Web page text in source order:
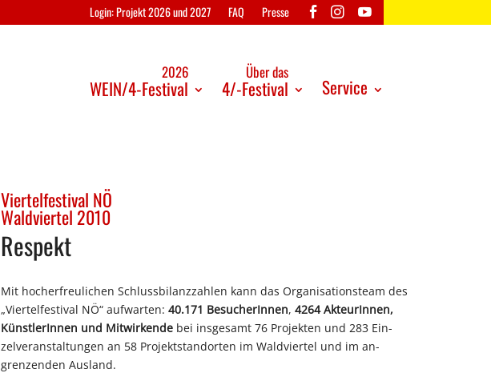
Login: Projekt 2026 und 2027 FAQ Presse
2026
WEIN/4-Festival
Über das
4/-Festival Service
Viertelfestival NÖ
Waldviertel 2010
Respekt
Mit hocherfreulichen Schlussbilanzzahlen kann das Organisationsteam des
„Viertelfestival NÖ“ aufwarten: 40.171 BesucherInnen, 4264 AkteurInnen,
KünstlerInnen und Mitwirkende bei insgesamt 76 Projekten und 283 Ein-
zelveranstaltungen an 58 Projektstandorten im Waldviertel und im an-
grenzenden Ausland.